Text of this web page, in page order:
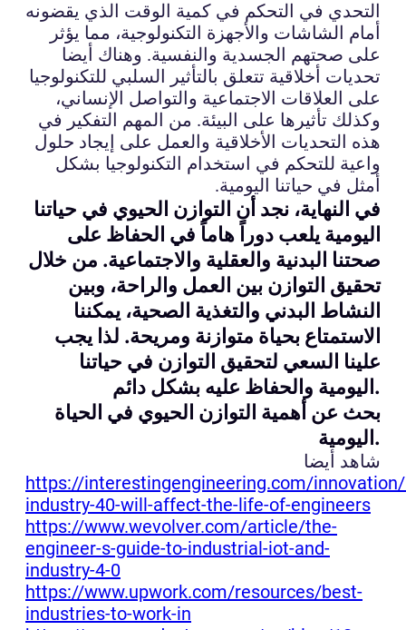
التحدي في التحكم في كمية الوقت الذي يقضونه
أمام الشاشات والأجهزة التكنولوجية، مما يؤثر
على صحتهم الجسدية والنفسية. وهناك أيضا
تحديات أخلاقية تتعلق بالتأثير السلبي للتكنولوجيا
على العلاقات الاجتماعية والتواصل الإنساني،
وكذلك تأثيرها على البيئة. من المهم التفكير في
هذه التحديات الأخلاقية والعمل على إيجاد حلول
واعية للتحكم في استخدام التكنولوجيا بشكل
أمثل في حياتنا اليومية.
في النهاية، نجد أن التوازن الحيوي في حياتنا
اليومية يلعب دوراً هاماً في الحفاظ على
صحتنا البدنية والعقلية والاجتماعية. من خلال
تحقيق التوازن بين العمل والراحة، وبين
النشاط البدني والتغذية الصحية، يمكننا
الاستمتاع بحياة متوازنة ومريحة. لذا يجب
علينا السعي لتحقيق التوازن في حياتنا
اليومية والحفاظ عليه بشكل دائم.
بحث عن أهمية التوازن الحيوي في الحياة
اليومية.
شاهد أيضا
https://interestingengineering.com/
industry-40-will-affect-the-life-of-engineers
https://www.wevolver.com/article/the-
engineer-s-guide-to-industrial-iot-and-
industry-4-0
https://www.upwork.com/resources/best-
industries-to-work-in